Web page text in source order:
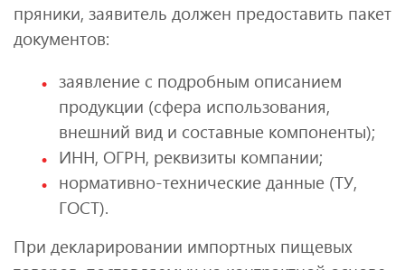
пряники, заявитель должен предоставить пакет
документов:
заявление с подробным описанием
продукции (сфера использования,
внешний вид и составные компоненты);
ИНН, ОГРН, реквизиты компании;
нормативно-технические данные (ТУ,
ГОСТ).
При декларировании импортных пищевых